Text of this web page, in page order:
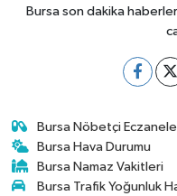
Bursa son dakika
Bursa Nöbetçi
Bursa Hava Durumu
Bursa Namaz Vakitleri
Bursa Trafik Yoğunluk